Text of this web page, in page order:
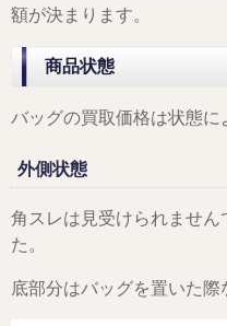
額が決まります。
商品状態
バッグの買取価格は状態に
外側状態
角スレは見受けられませ
た。
底部分はバッグを置いた